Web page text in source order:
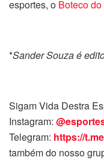
esportes, o Boteco
*Sander Souza é
Sigam Vida Destra
Instagram:
Telegram: https://
também do nosso